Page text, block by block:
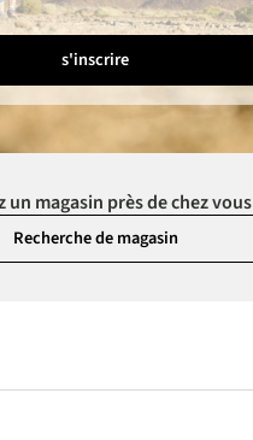
s'inscrire
un magasin près de chez vous
Recherche de magasin